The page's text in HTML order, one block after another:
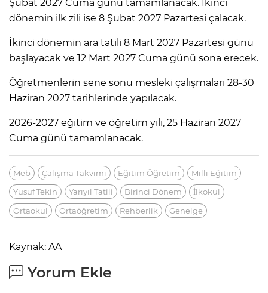
Şubat 2027 Cuma günü tamamlanacak. İkinci
dönemin ilk zili ise 8 Şubat 2027 Pazartesi çalacak.
İkinci dönemin ara tatili 8 Mart 2027 Pazartesi günü
başlayacak ve 12 Mart 2027 Cuma günü sona erecek.
Öğretmenlerin sene sonu mesleki çalışmaları 28-30
Haziran 2027 tarihlerinde yapılacak.
2026-2027 eğitim ve öğretim yılı, 25 Haziran 2027
Cuma günü tamamlanacak.
Meb Çalışma Takvimi Eğitim Öğretim
Milli Eğitim
Yusuf Tekin
Yarıyıl Tatili Birinci Dönem
İlkokul
Ortaokul
Ortaöğretim Rehberlik Genelge
Kaynak: AA
Yorum Ekle